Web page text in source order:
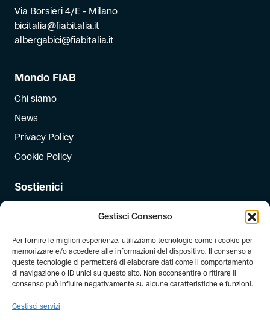
Gestisci Consenso
Per fornire le migliori esperienze, utilizziamo tecnologie come i cookie per
memorizzare e/o accedere alle informazioni del dispositivo. Il consenso a
queste tecnologie ci permetterà di elaborare dati come il comportamento
di navigazione o ID unici su questo sito. Non acconsentire o ritirare il
consenso può influire negativamente su alcune caratteristiche e funzioni.
Gestisci servizi
Via Borsieri 4/E - Milano
bicitalia@fiabitalia.it
albergabici@fiabitalia.it
Mondo FIAB
Chi siamo
News
Privacy Policy
Cookie Policy
Sostienici
Dona il 5 per mille
Newsletter